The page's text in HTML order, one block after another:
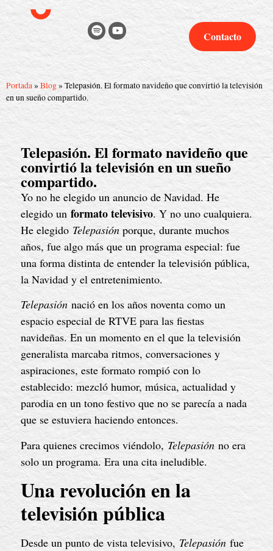
Contacto
Portada» Blog» Telepasión. El formato navideño que convirtió la televisión
en un sueño compartido.
Telepasión. El formato navideño que
convirtió la televisión en un sueño
compartido.
Yo no he elegido un anuncio de Navidad. He
elegido un formato televisivo. Y no uno cualquiera.
He elegido Telepasión porque, durante muchos
años, fue algo más que un programa especial: fue
una forma distinta de entender la televisión pública,
la Navidad y el entretenimiento.
Telepasión nació en los años noventa como un
espacio especial de RTVE para las fiestas
navideñas. En un momento en el que la televisión
generalista marcaba ritmos, conversaciones y
aspiraciones, este formato rompió con lo
establecido: mezcló humor, música, actualidad y
parodia en un tono festivo que no se parecía a nada
que se estuviera haciendo entonces.
Para quienes crecimos viéndolo, Telepasiónno era
solo un programa. Era una cita ineludible.
Una revolución en la
televisión pública
Desde un punto de vista televisivo, Telepasión fue